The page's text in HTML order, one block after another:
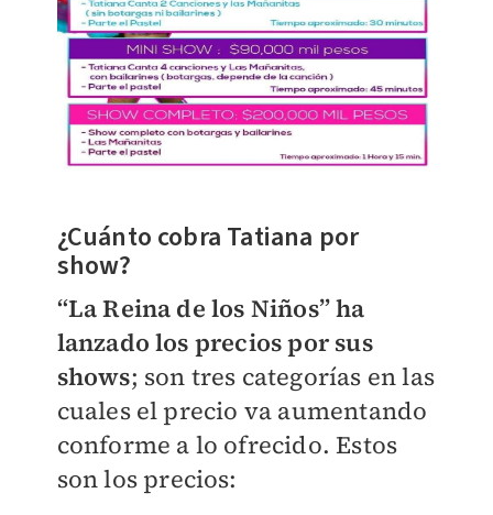
¿Cuánto cobra Tatiana por
show?
“La Reina de los Niños” ha
lanzado los precios por sus
shows; son tres categorías en las
cuales el precio va aumentando
conforme a lo ofrecido. Estos
son los precios: